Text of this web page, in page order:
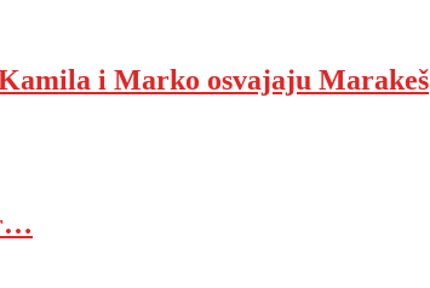
i Marko osvajaju Marakeš